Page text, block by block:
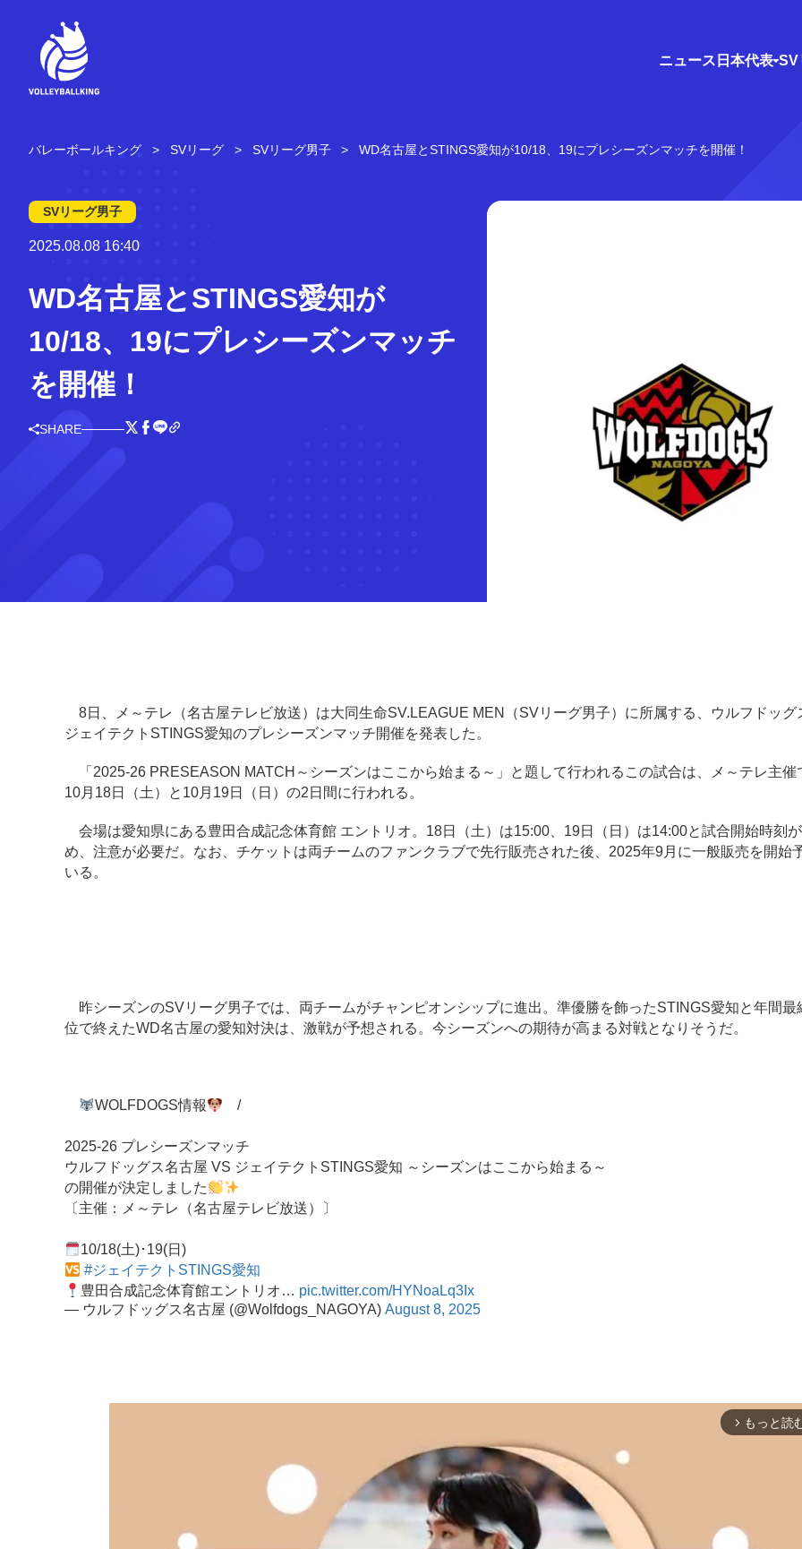
ニュース 日本代表 SV
バレーボールキング SVリーグ SVリーグ男子 WD名古屋とSTINGS愛知が10/18、19にプレシーズンマッチを開催！
SVリーグ男子
2025.08.08 16:40
WD名古屋とSTINGS愛知が
10/18、19にプレシーズンマッチ
を開催！
SHARE
8日、メ～テレ（名古屋テレビ放送）は大同生命SV.LEAGUE MEN（SVリーグ男子）に所属する、ウルフドッグ
ジェイテクトSTINGS愛知のプレシーズンマッチ開催を発表した。
「2025-26 PRESEASON MATCH～シーズンはここから始まる～」と題して行われるこの試合は、メ～テレ主催
10月18日（土）と10月19日（日）の2日間に行われる。
会場は愛知県にある豊田合成記念体育館 エントリオ。18日（土）は15:00、19日（日）は14:00と試合開始時刻
め、注意が必要だ。なお、チケットは両チームのファンクラブで先行販売された後、2025年9月に一般販売を開始
いる。
昨シーズンのSVリーグ男子では、両チームがチャンピオンシップに進出。準優勝を飾ったSTINGS愛知と年間最
位で終えたWD名古屋の愛知対決は、激戦が予想される。今シーズンへの期待が高まる対戦となりそうだ。
WOLFDOGS情報 /
2025-26 プレシーズンマッチ
ウルフドッグス名古屋 VS ジェイテクトSTINGS愛知 ～シーズンはここから始まる～
の開催が決定しました
〔主催：メ～テレ（名古屋テレビ放送）〕
10/18(土)･19(日)
#ジェイテクトSTINGS愛知
豊田合成記念体育館エントリオ… pic.twitter.com/HYNoaLq3Ix
— ウルフドッグス名古屋 (@Wolfdogs_NAGOYA) August 8, 2025
arrow_forward_ios もっと読